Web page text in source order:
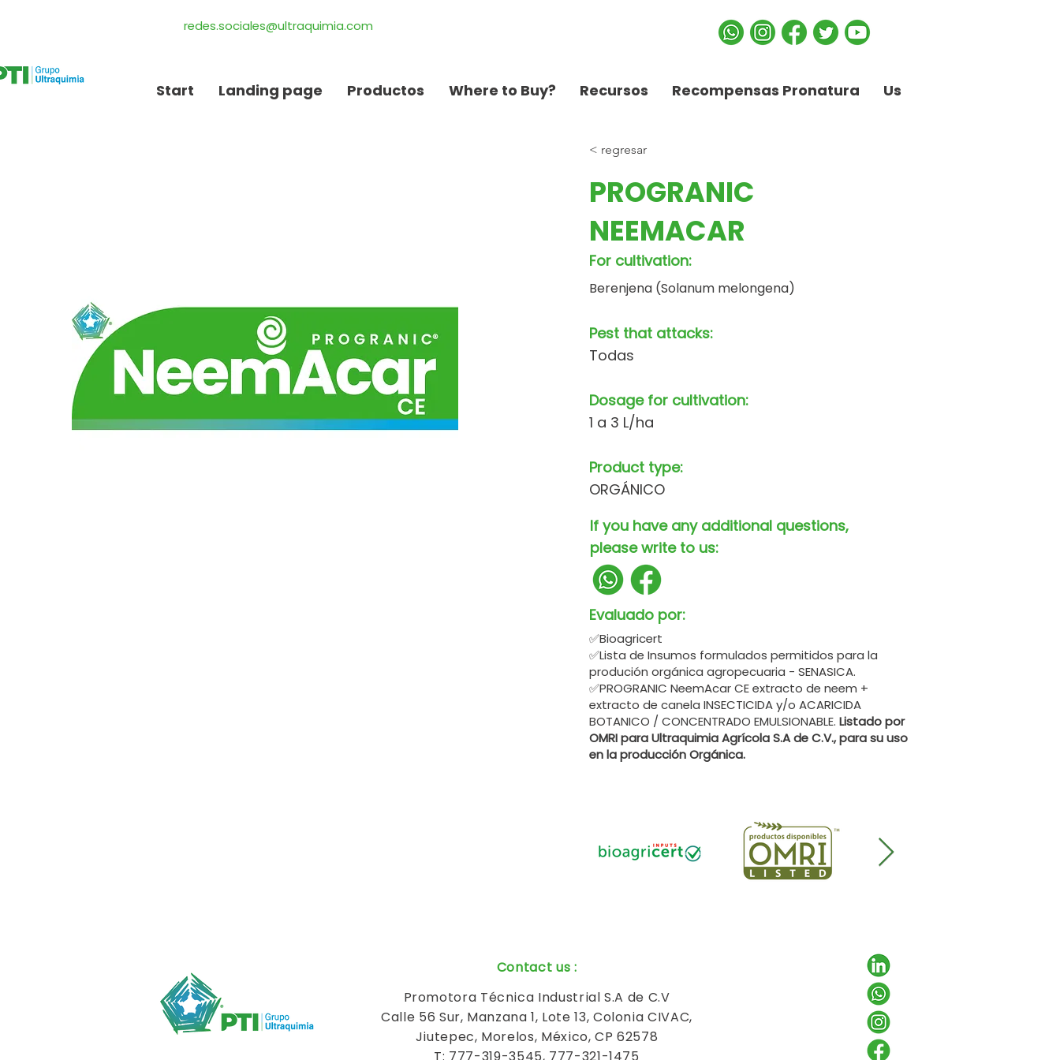
redes.sociales@ultraquimia.com
Start Landing page Productos Where to Buy? Recursos Recompensas Pronatura Us
< regresar
PROGRANIC
NEEMACAR
For cultivation:
Berenjena (Solanum melongena)
Pest that attacks:
Todas
Dosage for cultivation:
1 a 3 L/ha
Product type:
ORGÁNICO
If you have any additional questions,
please write to us:
Evaluado por:
✅Bioagricert
✅Lista de Insumos formulados permitidos para la
produción orgánica agropecuaria - SENASICA.
✅PROGRANIC NeemAcar CE extracto de neem +
extracto de canela INSECTICIDA y/o ACARICIDA
BOTANICO / CONCENTRADO EMULSIONABLE. Listado por
OMRI para Ultraquimia Agrícola S.A de C.V., para su uso
en la producción Orgánica.
Contact us :
Promotora Técnica Industrial S.A de C.V
Calle 56 Sur, Manzana 1, Lote 13, Colonia CIVAC,
Jiutepec, Morelos, México, CP 62578